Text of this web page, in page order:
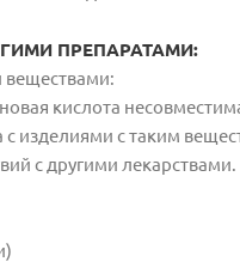
ПРЕПАРАТАМИ:
веществами:
кислота
с изделиями с таким
с другими лекарствами.